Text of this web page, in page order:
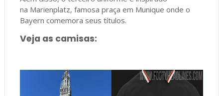
na Marienplatz, famosa praça em Munique onde o
Bayern comemora seus títulos.
Veja as camisas: